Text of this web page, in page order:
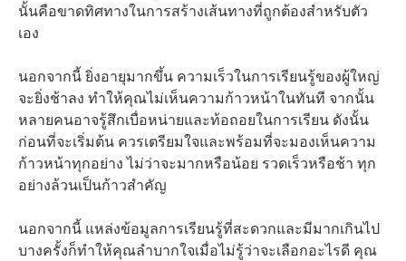
นั้นคือขาดทิศทางในการสร้างเส้นทางที่ถูกต้องสำหรับตัว
เอง
นอกจากนี้ ยิ่งอายุมากขึ้น ความเร็วในการเรียนรู้ของผู้ใหญ่
จะยิ่งช้าลง ทำให้คุณไม่เห็นความก้าวหน้าในทันที จากนั้น
หลายคนอาจรู้สึกเบื่อหน่ายและท้อถอยในการเรียน ดังนั้น
ก่อนที่จะเริ่มต้น ควรเตรียมใจและพร้อมที่จะมองเห็นความ
ก้าวหน้าทุกอย่าง ไม่ว่าจะมากหรือน้อย รวดเร็วหรือช้า ทุก
อย่างล้วนเป็นก้าวสำคัญ
นอกจากนี้ แหล่งข้อมูลการเรียนรู้ที่สะดวกและมีมากเกินไป
บางครั้งก็ทำให้คุณลำบากใจเมื่อไม่รู้ว่าจะเลือกอะไรดี คุณ